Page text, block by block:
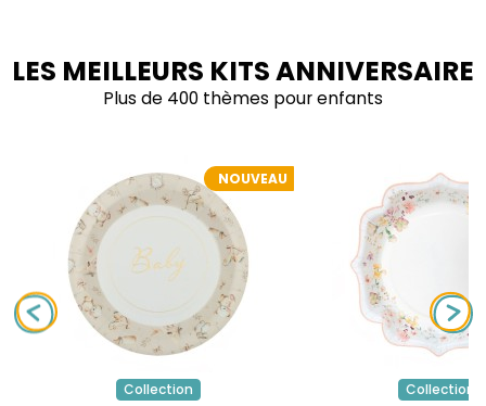
LES MEILLEURS KITS ANNIVERSAIRE
Plus de 400 thèmes pour enfants
NOUVEAU
Collection Collection